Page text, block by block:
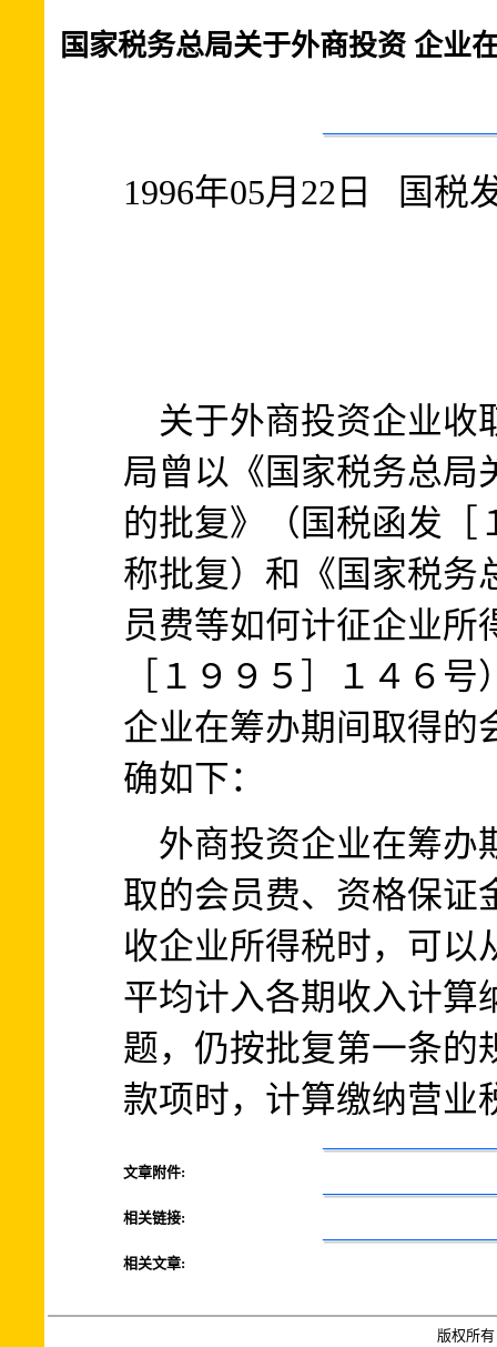
国家税务总局关于外商投资 企业
1996年05月22日 国税
关于外商投资企业收
局曾以《国家税务总局
的批复》（国税函发［
称批复）和《国家税务
员费等如何计征企业所
［１９９５］１４６
企业在筹办期间取得的
确如下：
外商投资企业在筹办
取的会员费、资格保证
收企业所得税时，可以
平均计入各期收入计算
题，仍按批复第一条的
款项时，计算缴纳营业
文章附件:
相关链接:
相关文章:
版权所